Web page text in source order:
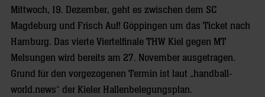
Mittwoch, 19. Dezember, geht es zwischen dem SC
Magdeburg und Frisch Auf! Göppingen um das Ticket nach
Hamburg. Das vierte Viertelfinale THW Kiel gegen MT
Melsungen wird bereits am 27. November ausgetragen.
Grund für den vorgezogenen Termin ist laut „handball-
world.news“ der Kieler Hallenbelegungsplan.